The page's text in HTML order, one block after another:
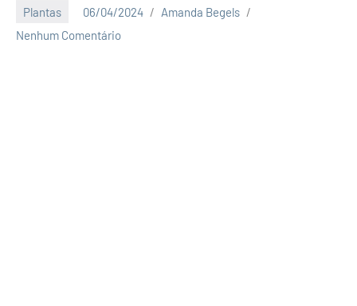
Plantas 06/04/2024
Amanda Begels
Nenhum Comentário